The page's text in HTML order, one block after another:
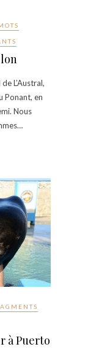
L’Austral,
Ponant, en
Nous
à Puerto